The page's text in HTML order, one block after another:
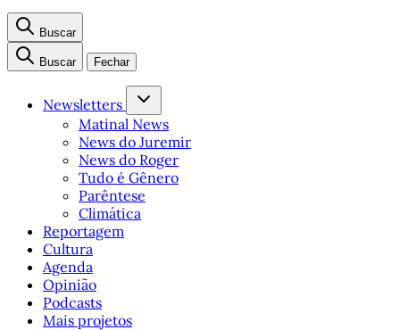
Buscar
Buscar Fechar
Newsletters
Matinal News
News do Juremir
News do Roger
Tudo é Gênero
Parêntese
Climática
Reportagem
Cultura
Agenda
Opinião
Podcasts
Mais projetos